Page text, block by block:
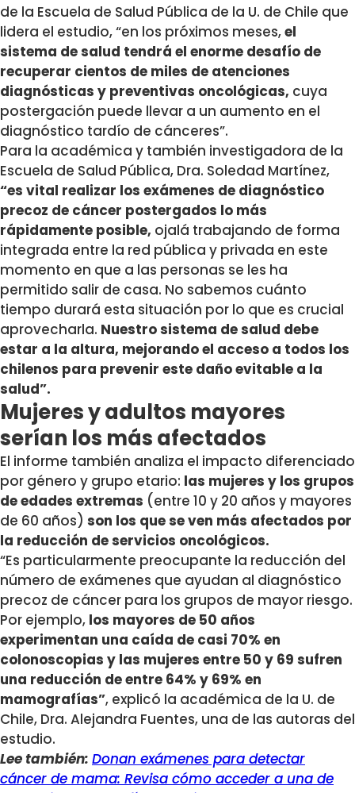
de la Escuela de Salud Pública de la U. de Chile que
lidera el estudio, “en los próximos meses,el
sistema de salud tendrá el enorme desafío de
recuperar cientos de miles de atenciones
diagnósticas y preventivas oncológicas, cuya
postergación puede llevar a un aumento en el
diagnóstico tardío de cánceres”.
Para la académica y también investigadora de la
Escuela de Salud Pública, Dra. Soledad Martínez,
“es vital realizar los exámenes de diagnóstico
precoz de cáncer postergados lo más
rápidamente posible, ojalá trabajando de forma
integrada entre la red pública y privada en este
momento en que a las personas se les ha
permitido salir de casa. No sabemos cuánto
tiempo durará esta situación por lo que es crucial
aprovecharla. Nuestro sistema de salud debe
estar a la altura, mejorando el acceso a todos los
chilenos para prevenir este daño evitable a la
salud”.
Mujeres y adultos mayores
serían los más afectados
El informe también analiza el impacto diferenciado
por género y grupo etario: las mujeres y los grupos
de edades extremas (entre 10 y 20 años y mayores
de 60 años) son los que se ven más afectados por
la reducción de servicios oncológicos.
“Es particularmente preocupante la reducción del
número de exámenes que ayudan al diagnóstico
precoz de cáncer para los grupos de mayor riesgo.
Por ejemplo, los mayores de 50 años
experimentan una caída de casi 70% en
colonoscopias y las mujeres entre 50 y 69 sufren
una reducción de entre 64% y 69% en
mamografías”, explicó la académica de la U. de
Chile, Dra. Alejandra Fuentes, una de las autoras del
estudio.
Lee también: Donan exámenes para detectar
cáncer de mama: Revisa cómo acceder a una de